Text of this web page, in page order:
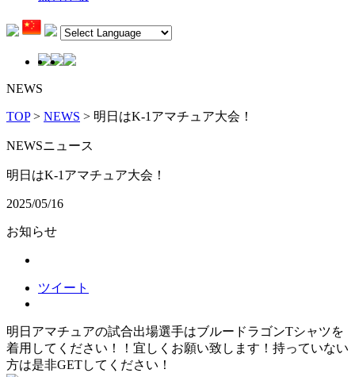
NEWS
TOP> NEWS > 明日はK-1アマチュア大会！
NEWSニュース
明日はK-1アマチュア大会！
2025/05/16
お知らせ
ツイート
明日アマチュアの試合出場選手はブルードラゴンTシャツを
着用してください！！宜しくお願い致します！持っていない
方は是非GETしてください！